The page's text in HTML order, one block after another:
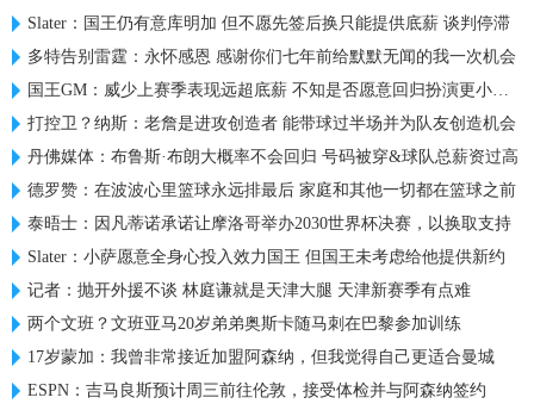
Slater：国王仍有意库明加 但不愿先签后换只能提供底薪 谈判停滞
多特告别雷霆：永怀感恩 感谢你们七年前给默默无闻的我一次机会
国王GM：威少上赛季表现远超底薪 不知是否愿意回归扮演更小角色
打控卫？纳斯：老詹是进攻创造者 能带球过半场并为队友创造机会
丹佛媒体：布鲁斯·布朗大概率不会回归 号码被穿&球队总薪资过高
德罗赞：在波波心里篮球永远排最后 家庭和其他一切都在篮球之前
泰晤士：因凡蒂诺承诺让摩洛哥举办2030世界杯决赛，以换取支持
Slater：小萨愿意全身心投入效力国王 但国王未考虑给他提供新约
记者：抛开外援不谈 林庭谦就是天津大腿 天津新赛季有点难
两个文班？文班亚马20岁弟弟奥斯卡随马刺在巴黎参加训练
17岁蒙加：我曾非常接近加盟阿森纳，但我觉得自己更适合曼城
ESPN：吉马良斯预计周三前往伦敦，接受体检并与阿森纳签约